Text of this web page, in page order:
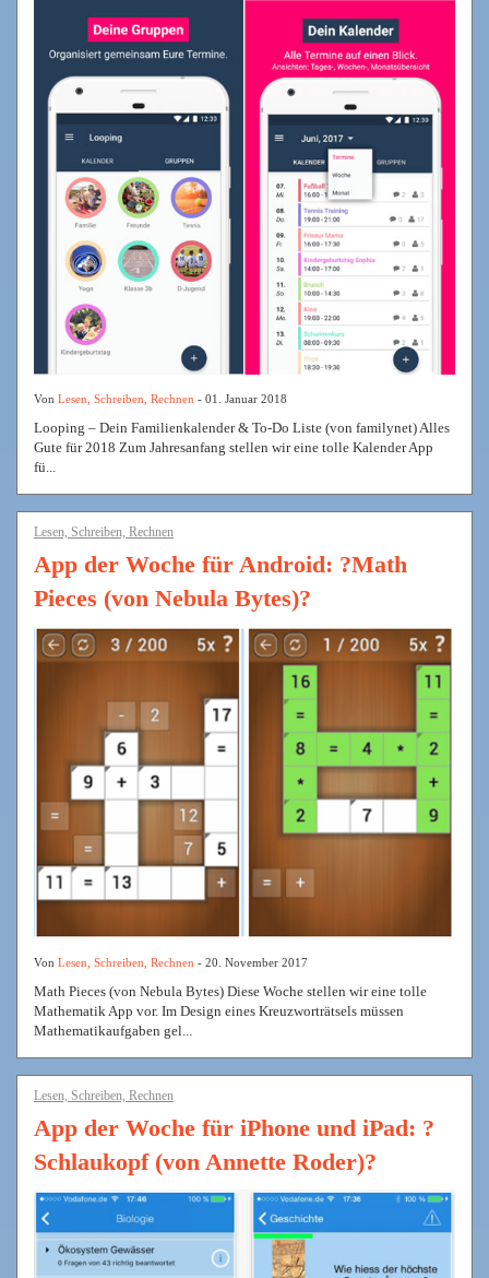
Von Lesen, Schreiben, Rechnen - 01. Januar 2018
Looping – Dein Familienkalender & To-Do Liste (von familynet) Alles
Gute für 2018 Zum Jahresanfang stellen wir eine tolle Kalender App
fü...
Lesen, Schreiben, Rechnen
App der Woche für Android: ?Math
Pieces (von Nebula Bytes)?
Von Lesen, Schreiben, Rechnen - 20. November 2017
Math Pieces (von Nebula Bytes) Diese Woche stellen wir eine tolle
Mathematik App vor. Im Design eines Kreuzworträtsels müssen
Mathematikaufgaben gel...
Lesen, Schreiben, Rechnen
App der Woche für iPhone und iPad: ?
Schlaukopf (von Annette Roder)?